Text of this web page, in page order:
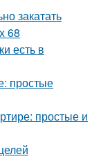
закатать
68
есть в
простые
простые и